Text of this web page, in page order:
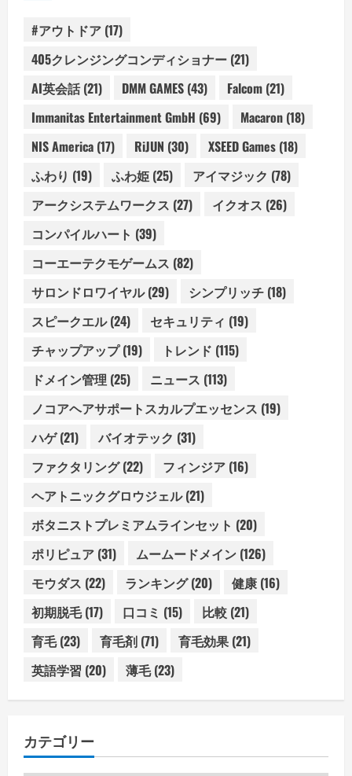
#アウトドア (17)
405クレンジングコンディショナー (21)
AI英会話(21) DMM GAMES (43) Falcom (21)
Immanitas Entertainment GmbH (69) Macaron (18)
NIS America (17) RiJUN (30) XSEED Games (18)
ふわり (19) ふわ姫 (25) アイマジック (78)
アークシステムワークス (27) イクオス (26)
コンパイルハート (39)
コーエーテクモゲームス (82)
サロンドロワイヤル(29) シンプリッチ (18)
スピークエル(24) セキュリティ (19)
チャップアップ(19) トレンド (115)
ドメイン管理 (25) ニュース (113)
ノコアヘアサポートスカルプエッセンス (19)
ハゲ(21) バイオテック (31)
ファクタリング(22) フィンジア (16)
ヘアトニックグロウジェル(21)
ボタニストプレミアムラインセット (20)
ポリピュア (31) ムームードメイン (126)
モウダス (22) ランキング(20) 健康 (16)
初期脱毛(17) 口コミ (15) 比較 (21)
育毛(23) 育毛剤 (71) 育毛効果 (21)
英語学習 (20) 薄毛(23)
カテゴリー